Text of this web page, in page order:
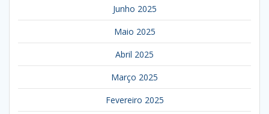
Junho 2025
Maio 2025
Abril 2025
Março 2025
Fevereiro 2025